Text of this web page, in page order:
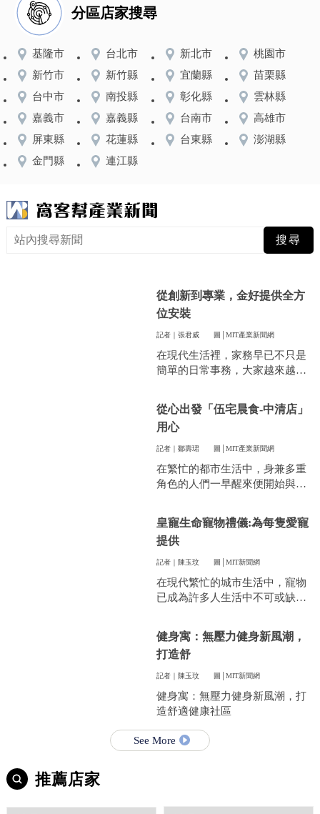
分區店家搜尋
基隆市 台北市 新北市
桃園市
新竹市
新竹縣 宜蘭縣
苗栗縣
台中市
南投縣 彰化縣
雲林縣
嘉義市
嘉義縣 台南市
高雄市
屏東縣
花蓮縣 台東縣
澎湖縣
金門縣
連江縣
從創新到專業，金好提供全方
位安裝
記者｜張君威 圖│MIT產業新聞網
在現代生活裡，家務早已不只是
簡單的日常事務，大家越來越重
件看似小事卻常常讓人煩惱。像
是衣服太多、空間不夠，或是遇
到突然變天，曬衣服真的讓不少
人感到頭疼。
從心出發「伍宅晨食-中清店」
用心
記者｜鄒壽珺 圖│MIT產業新聞網
在繁忙的都市生活中，身兼多重
角色的人們一早醒來便開始與時
皇寵生命寵物禮儀:為每隻愛寵
提供
記者｜陳玉玟 圖│MIT新聞網
在現代繁忙的城市生活中，寵物
已成為許多人生活中不可或缺的
藉。當愛寵的生命走到盡頭時，
飼主們往往陷入深深的悲傷，而
如何讓他們走得體面、安心，成
的訴求。
健身寓：無壓力健身新風潮，
打造舒
記者｜陳玉玟 圖│MIT新聞網
健身寓：無壓力健身新風潮，打
造舒適健康社區
See More
推薦店家